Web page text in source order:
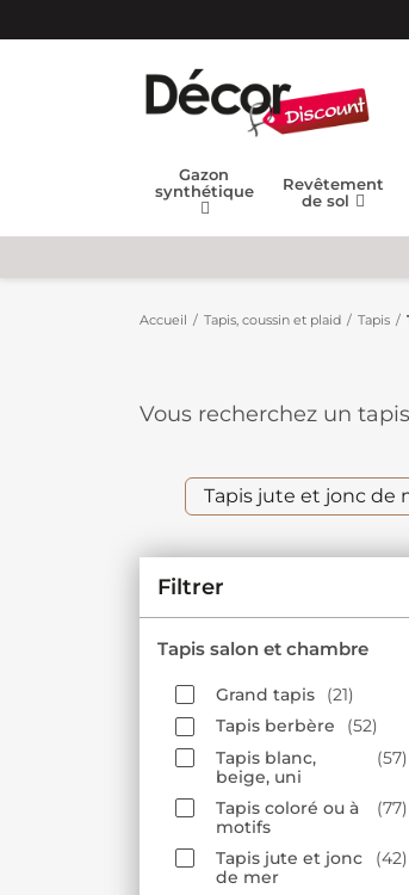
Gazon
synthétique
Revêtement
de sol
Accueil Tapis, coussin et plaid Tapis
Vous recherchez un
alliant esthétisme,
scandinave, bohème,
Tapis jute et jonc de
Filtrer
Tapis salon et chambre
Grand tapis
21
Tapis berbère
52
Tapis blanc,
beige, uni
57
Tapis coloré ou à
motifs
77
Tapis jute et jonc
de mer
42